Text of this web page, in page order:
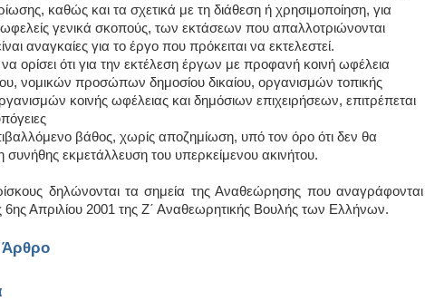
καθώς και τα σχετικά με τη διάθεση ή χρησιμοποίηση, για
γενικά σκοπούς, των εκτάσεων που απαλλοτριώνονται
αναγκαίες για το έργο που πρόκειται να εκτελεστεί.
ορίσει ότι για την εκτέλεση έργων με προφανή κοινή ωφέλεια
νομικών προσώπων δημοσίου δικαίου, οργανισμών τοπικής
κοινής ωφέλειας και δημόσιων επιχειρήσεων, επιτρέπεται
βάθος, χωρίς αποζημίωση, υπό τον όρο ότι δεν θα
συνήθης εκμετάλλευση του υπερκείμενου ακινήτου.
δηλώνονται τα σημεία της Αναθεώρησης που αναγράφονται
Απριλίου 2001 της Ζ΄ Αναθεωρητικής Βουλής των Ελλήνων.
Άρθρο